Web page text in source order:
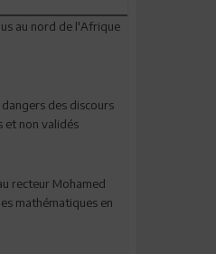
au nord de l'Afrique
des discours
et non validés
recteur Mohamed
mathématiques en